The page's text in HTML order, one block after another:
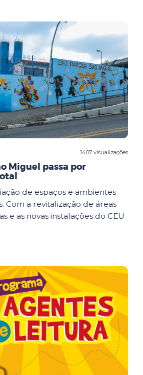
1407 visualizações
Miguel passa por
de espaços e ambientes
Com a revitalização de áreas
e as novas instalações do CEU